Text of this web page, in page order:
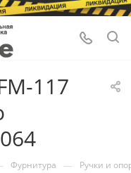
117
Фурнитура — Ручки и